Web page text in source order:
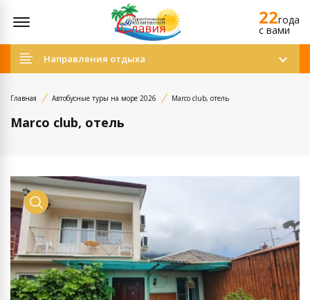
22года
c вами
Направления отдыха
Главная Автобусные туры на море 2026 Marco club, отель
Marco club, отель
Просмотр